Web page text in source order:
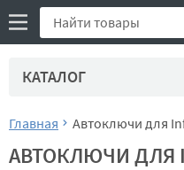
КАТАЛОГ
Главная Автоключи для
АВТОКЛЮЧИ ДЛЯ